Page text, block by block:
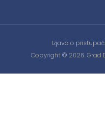
Izjava o
Copyright © 2026. Grad